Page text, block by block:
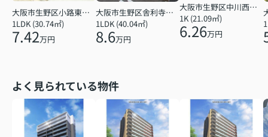
大阪市生野区小路東５丁目
1LDK (30.74㎡)
7.42万円
大阪市生野区舎利寺３丁目
1LDK (40.04㎡)
8.6万円
大阪市生野区中川西１丁目
1K (21.09㎡)
6.26万円
よく見られている物件